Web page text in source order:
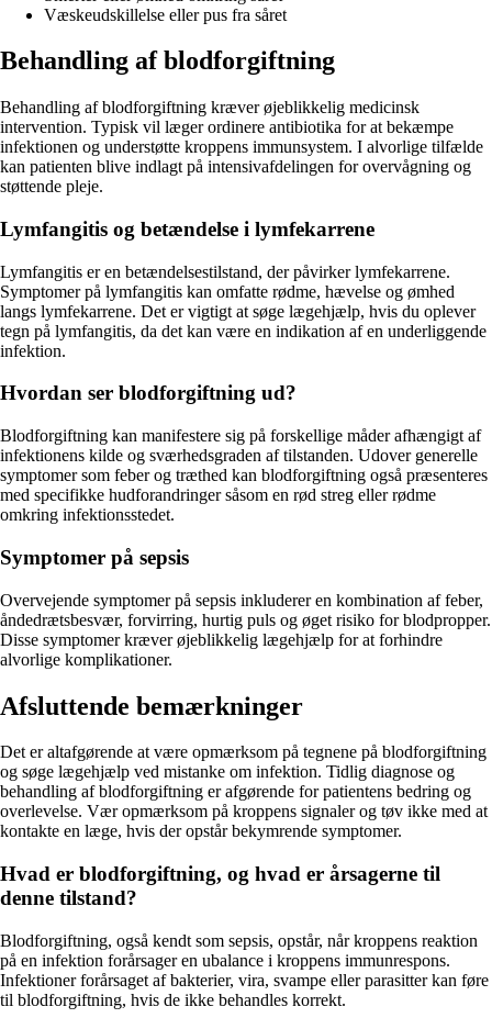
Væskeudskillelse eller pus fra såret
Behandling af blodforgiftning
Behandling af blodforgiftning kræver øjeblikkelig medicinsk
intervention. Typisk vil læger ordinere antibiotika for at bekæmpe
infektionen og understøtte kroppens immunsystem. I alvorlige tilfælde
kan patienten blive indlagt på intensivafdelingen for overvågning og
støttende pleje.
Lymfangitis og betændelse i lymfekarrene
Lymfangitis er en betændelsestilstand, der påvirker lymfekarrene.
Symptomer på lymfangitis kan omfatte rødme, hævelse og ømhed
langs lymfekarrene. Det er vigtigt at søge lægehjælp, hvis du oplever
tegn på lymfangitis, da det kan være en indikation af en underliggende
infektion.
Hvordan ser blodforgiftning ud?
Blodforgiftning kan manifestere sig på forskellige måder afhængigt af
infektionens kilde og sværhedsgraden af tilstanden. Udover generelle
symptomer som feber og træthed kan blodforgiftning også præsenteres
med specifikke hudforandringer såsom en rød streg eller rødme
omkring infektionsstedet.
Symptomer på sepsis
Overvejende symptomer på sepsis inkluderer en kombination af feber,
åndedrætsbesvær, forvirring, hurtig puls og øget risiko for blodpropper.
Disse symptomer kræver øjeblikkelig lægehjælp for at forhindre
alvorlige komplikationer.
Afsluttende bemærkninger
Det er altafgørende at være opmærksom på tegnene på blodforgiftning
og søge lægehjælp ved mistanke om infektion. Tidlig diagnose og
behandling af blodforgiftning er afgørende for patientens bedring og
overlevelse. Vær opmærksom på kroppens signaler og tøv ikke med at
kontakte en læge, hvis der opstår bekymrende symptomer.
Hvad er blodforgiftning, og hvad er årsagerne til
denne tilstand?
Blodforgiftning, også kendt som sepsis, opstår, når kroppens reaktion
på en infektion forårsager en ubalance i kroppens immunrespons.
Infektioner forårsaget af bakterier, vira, svampe eller parasitter kan føre
til blodforgiftning, hvis de ikke behandles korrekt.